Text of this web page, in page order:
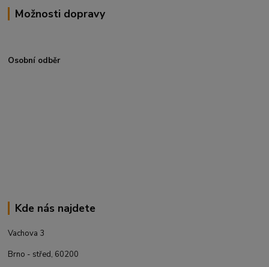
Možnosti dopravy
Osobní odběr
Kde nás najdete
Vachova 3
Brno - střed, 60200